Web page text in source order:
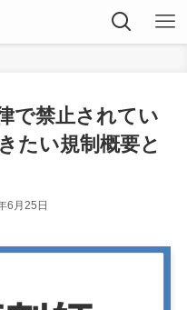
で禁止されてい
たい規制概要と
6月25日